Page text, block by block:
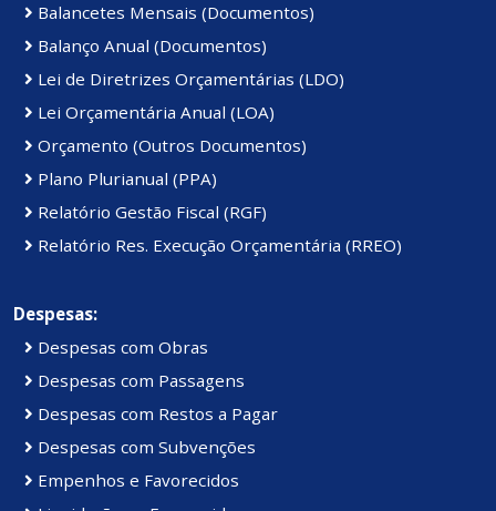
Balancetes Mensais (Documentos)
Balanço Anual (Documentos)
Lei de Diretrizes Orçamentárias (LDO)
Lei Orçamentária Anual (LOA)
Orçamento (Outros Documentos)
Plano Plurianual (PPA)
Relatório Gestão Fiscal (RGF)
Relatório Res. Execução Orçamentária (RREO)
Despesas:
Despesas com Obras
Despesas com Passagens
Despesas com Restos a Pagar
Despesas com Subvenções
Empenhos e Favorecidos